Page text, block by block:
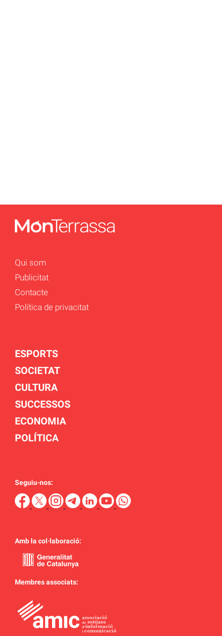
Qui som
Publicitat
Contacte
Política de privacitat
ESPORTS
SOCIETAT
CULTURA
SUCCESSOS
ECONOMIA
POLÍTICA
Seguiu-nos:
Amb la col·laboració:
Membres associats: